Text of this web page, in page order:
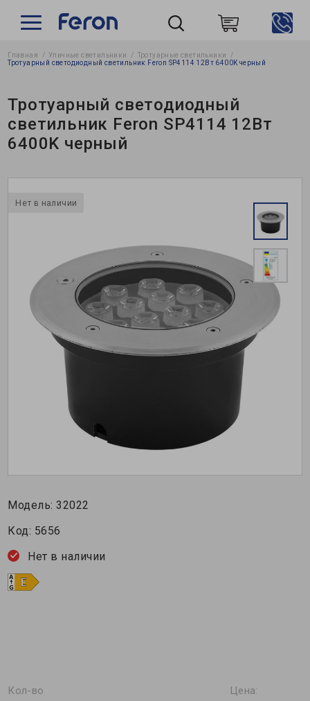
Пошук
Главная Уличные светильники
Тротуарные светильники
Тротуарный светодиодный светильник Feron SP4114 12Вт 6400K черный
Тротуарный светодиодный
светильник Feron SP4114 12Вт
6400K черный
Нет в наличии
Модель:32022
Код: 5656
Нет в наличии
Кол-во Цена: